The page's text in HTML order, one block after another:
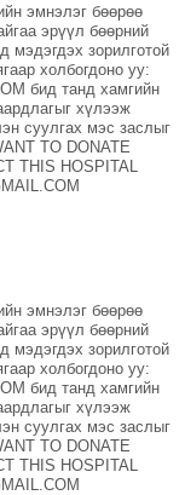
эмнэлэг бөөрөө
эрүүл бөөрний
мэдэгдэх зорилготой
холбогдоно уу:
бид танд хамгийн
хүлээж
суулгах мэс заслыг
TO DONATE
THIS HOSPITAL
эмнэлэг бөөрөө
эрүүл бөөрний
мэдэгдэх зорилготой
холбогдоно уу:
бид танд хамгийн
хүлээж
суулгах мэс заслыг
TO DONATE
THIS HOSPITAL